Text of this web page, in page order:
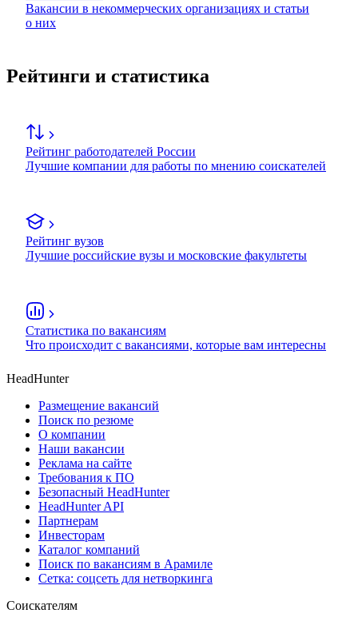
Вакансии в некоммерческих организациях и статьи
о них
Рейтинги и статистика
Рейтинг работодателей России
Лучшие компании для работы по мнению соискателей
Рейтинг вузов
Лучшие российские вузы и московские факультеты
Статистика по вакансиям
Что происходит с вакансиями, которые вам интересны
HeadHunter
Размещение вакансий
Поиск по резюме
О компании
Наши вакансии
Реклама на сайте
Требования к ПО
Безопасный HeadHunter
HeadHunter API
Партнерам
Инвесторам
Каталог компаний
Поиск по вакансиям в Арамиле
Сетка: соцсеть для нетворкинга
Соискателям